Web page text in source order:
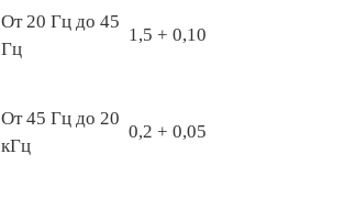
От 20 Гц до 45
Гц
1,5 + 0,10
От 45 Гц до 20
кГц
0,2 + 0,05